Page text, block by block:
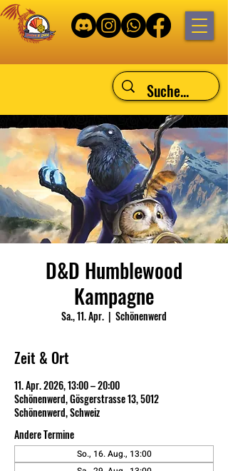
D&D Humblewood
Kampagne
Sa., 11. Apr.
  |
Schönenwerd
Zeit & Ort
11. Apr. 2026, 13:00 – 20:00
Schönenwerd, Gösgerstrasse 13, 5012
Schönenwerd, Schweiz
Andere Termine
So., 16. Aug., 13:00